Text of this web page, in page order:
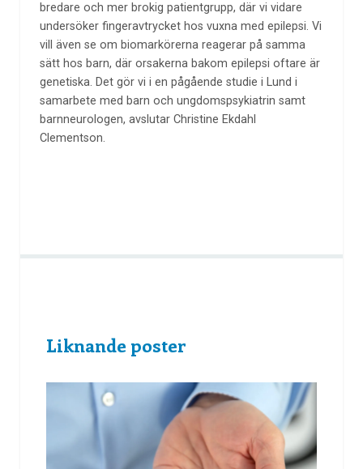
bredare och mer brokig patientgrupp, där vi vidare
undersöker fingeravtrycket hos vuxna med epilepsi. Vi
vill även se om biomarkörerna reagerar på samma
sätt hos barn, där orsakerna bakom epilepsi oftare är
genetiska. Det gör vi i en pågående studie i Lund i
samarbete med barn och ungdomspsykiatrin samt
barnneurologen, avslutar Christine Ekdahl
Clementson.
Liknande poster